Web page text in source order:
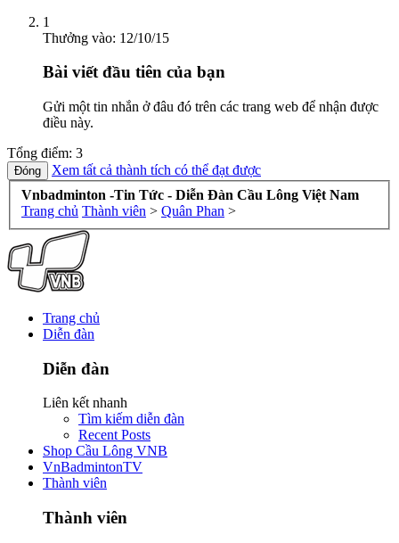
1
Thưởng vào: 12/10/15
Bài viết đầu tiên của bạn
Gửi một tin nhắn ở đâu đó trên các trang web để nhận được
điều này.
Tổng điểm: 3
Xem tất cả thành tích có thể đạt được
Vnbadminton -Tin Tức - Diễn Đàn Cầu Lông Việt Nam
Trang chủ Thành viên > Quân Phan >
Trang chủ
Diễn đàn
Diễn đàn
Liên kết nhanh
Tìm kiếm diễn đàn
Recent Posts
Shop Cầu Lông VNB
VnBadmintonTV
Thành viên
Thành viên